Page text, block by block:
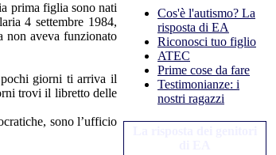
prima figlia sono nati
4 settembre 1984,
non aveva funzionato
pochi giorni ti arriva il
trovi il libretto delle
sono l’ufficio
Cos'è l'autismo? La
risposta di EA
Riconosci tuo figlio
ATEC
Prime cose da fare
Testimonianze: i
nostri ragazzi